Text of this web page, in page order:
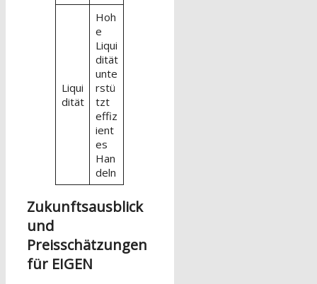
Liqui
dität
Hoh
e
Liqui
dität
unte
rstü
tzt
effiz
ient
es
Han
deln
Zukunftsausblick
und
Preisschätzungen
für EIGEN